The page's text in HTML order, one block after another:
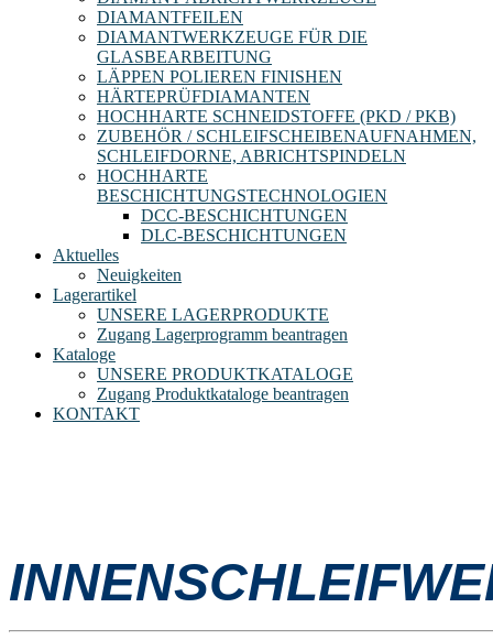
DIAMANTFEILEN
DIAMANTWERKZEUGE FÜR DIE
GLASBEARBEITUNG
LÄPPEN POLIEREN FINISHEN
HÄRTEPRÜFDIAMANTEN
HOCHHARTE SCHNEIDSTOFFE (PKD / PKB)
ZUBEHÖR / SCHLEIFSCHEIBENAUFNAHMEN,
SCHLEIFDORNE, ABRICHTSPINDELN
HOCHHARTE
BESCHICHTUNGSTECHNOLOGIEN
DCC-BESCHICHTUNGEN
DLC-BESCHICHTUNGEN
Aktuelles
Neuigkeiten
Lagerartikel
UNSERE LAGERPRODUKTE
Zugang Lagerprogramm beantragen
Kataloge
UNSERE PRODUKTKATALOGE
Zugang Produktkataloge beantragen
KONTAKT